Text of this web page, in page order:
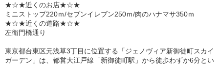
★☆★近くのお店★☆★
ミニストップ220ｍ/セブンイレブン250ｍ/肉のハナマサ350ｍ
★☆★近くの道路★☆★
左衛門橋通り
東京都台東区元浅草3丁目に位置する「ジェノヴィア新御徒町スカイ
ガーデン」は、都営大江戸線「新御徒町駅」から徒歩わずか6分とい